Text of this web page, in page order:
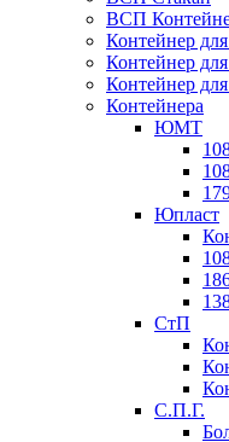
ВСП
Контейнер
Контейнер
Контейнер
Контейнера
ЮМТ
Юпласт
СтП
С.П.Г.